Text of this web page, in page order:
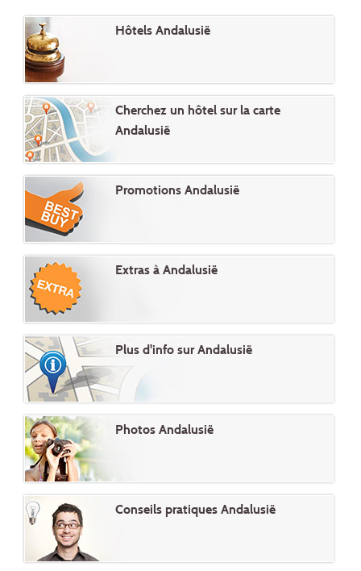
Hôtels Andalusië
Cherchez un hôtel sur la carte
Andalusië
Promotions Andalusië
Extras à Andalusië
Plus d'info sur Andalusië
Photos Andalusië
Conseils pratiques Andalusië